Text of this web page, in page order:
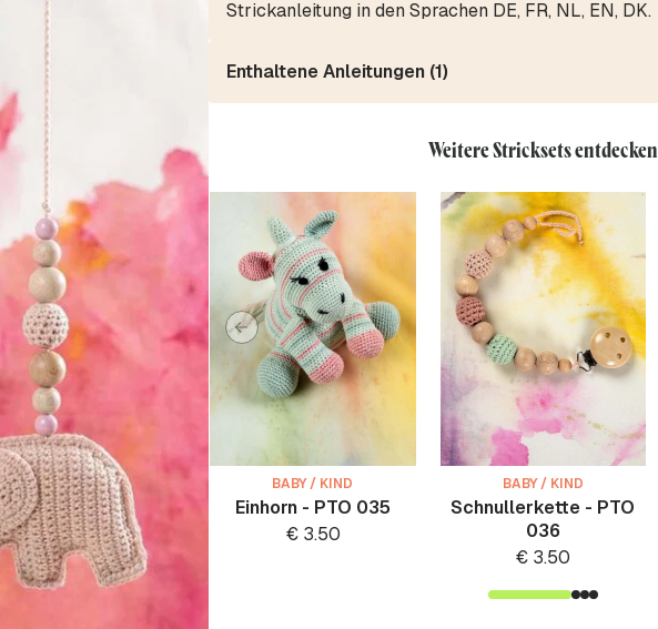
Strickanleitung in den Sprachen DE, FR, NL, EN, DK.
Enthaltene Anleitungen (1)
Weitere Stricksets entdecken
BABY / KIND
Einhorn - PTO 035
€3.50
BABY / KIND
Schnullerkette - PTO
036
€ 3.50